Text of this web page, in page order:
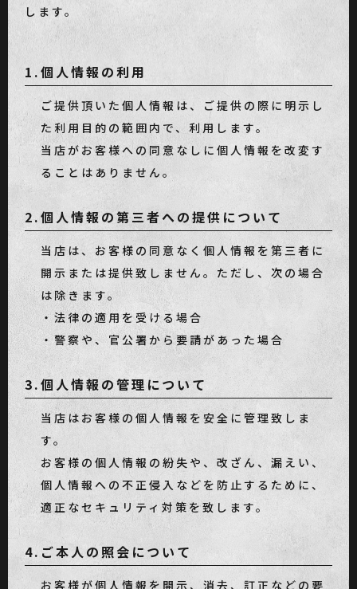
します。
1.個人情報の利用
ご提供頂いた個人情報は、ご提供の際に明示し
た利用目的の範囲内で、利用します。
当店がお客様への同意なしに個人情報を改変す
ることはありません。
2.個人情報の第三者への提供について
当店は、お客様の同意なく個人情報を第三者に
開示または提供致しません。ただし、次の場合
は除きます。
・法律の適用を受ける場合
・警察や、官公署から要請があった場合
3.個人情報の管理について
当店はお客様の個人情報を安全に管理致しま
す。
お客様の個人情報の紛失や、改ざん、漏えい、
個人情報への不正侵入などを防止するために、
適正なセキュリティ対策を致します。
4.ご本人の照会について
お客様が個人情報を開示、消去、訂正などの要